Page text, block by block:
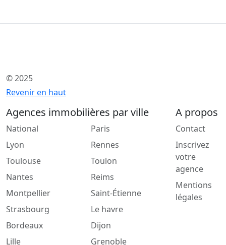
© 2025
Revenir en haut
Agences immobilières par ville
National
Lyon
Toulouse
Nantes
Montpellier
Strasbourg
Bordeaux
Lille
Paris
Rennes
Toulon
Reims
Saint-Étienne
Le havre
Dijon
Grenoble
A propos
Contact
Inscrivez
votre
agence
Mentions
légales